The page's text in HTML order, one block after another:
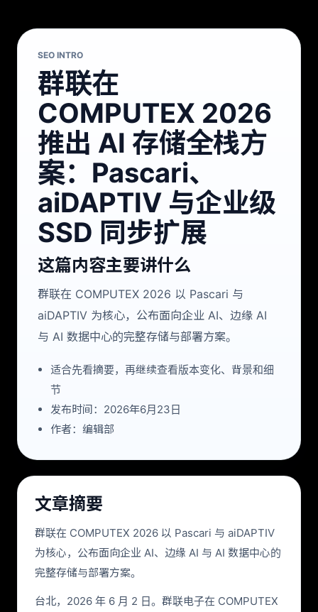
SEO INTRO
群联在
COMPUTEX 2026
推出 AI 存储全栈方
案：Pascari、
aiDAPTIV 与企业级
SSD 同步扩展
这篇内容主要讲什么
群联在 COMPUTEX 2026 以 Pascari 与
aiDAPTIV 为核心，公布面向企业 AI、边缘 AI
与 AI 数据中心的完整存储与部署方案。
适合先看摘要，再继续查看版本变化、背景和细
节
发布时间：2026年6月23日
作者：编辑部
文章摘要
群联在 COMPUTEX 2026 以 Pascari 与 aiDAPTIV
为核心，公布面向企业 AI、边缘 AI 与 AI 数据中心的
完整存储与部署方案。
台北，2026 年 6 月 2 日。群联电子在 COMPUTEX